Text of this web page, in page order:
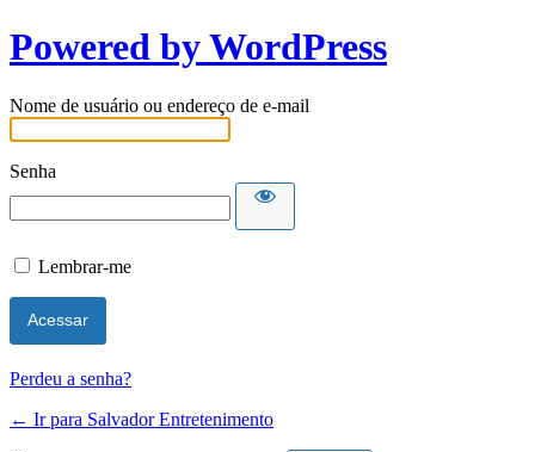
Powered by WordPress
Nome de usuário ou endereço de e-mail
Senha
Lembrar-me
Perdeu a senha?
← Ir para Salvador Entretenimento